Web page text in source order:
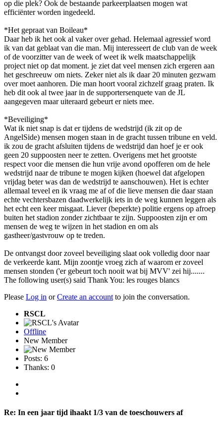
op die plek? Ook de bestaande parkeerplaatsen mogen wat
efficiënter worden ingedeeld.
*Het gepraat van Boileau*
Daar heb ik het ook al vaker over gehad. Helemaal agressief word
ik van dat geblaat van die man. Mij interesseert de club van de week
of de voorzitter van de week of weet ik welk maatschappelijk
project niet op dat moment. je ziet dat veel mensen zich ergeren aan
het geschreeuw om niets. Zeker niet als ik daar 20 minuten gezwam
over moet aanhoren. Die man hoort vooral zichzelf graag praten. Ik
heb dit ook al twee jaar in de supportersenquete van de JL
aangegeven maar uiteraard gebeurt er niets mee.
*Beveiliging*
Wat ik niet snap is dat er tijdens de wedstrijd (ik zit op de
AngelSide) mensen mogen staan in de gracht tussen tribune en veld.
ik zou de gracht afsluiten tijdens de wedstrijd dan hoef je er ook
geen 20 suppoosten neer te zetten. Overigens met het grootste
respect voor die mensen die hun vrije avond opofferen om de hele
wedstrijd naar de tribune te mogen kijken (hoewel dat afgelopen
vrijdag beter was dan de wedstrijd te aanschouwen). Het is echter
allemaal teveel en ik vraag me af of die lieve mensen die daar staan
echte vechtersbazen daadwerkelijk iets in de weg kunnen leggen als
het echt een keer misgaat. Liever (beperkte) politie ergens op afroep
buiten het stadion zonder zichtbaar te zijn. Suppoosten zijn er om
mensen de weg te wijzen in het stadion en om als
gastheer/gastvrouw op te treden.
De ontvangst door zoveel beveiliging slaat ook volledig door naar
de verkeerde kant. Mijn zoontje vroeg zich af waarom er zoveel
mensen stonden ('er gebeurt toch nooit wat bij MVV' zei hij.......
The following user(s) said Thank You: les rouges blancs
Please Log in orCreate an account to join the conversation.
RSCL
Offline
New Member
Posts: 6
Thanks: 0
Re: In een jaar tijd ihaakt 1/3 van de toeschouwers af